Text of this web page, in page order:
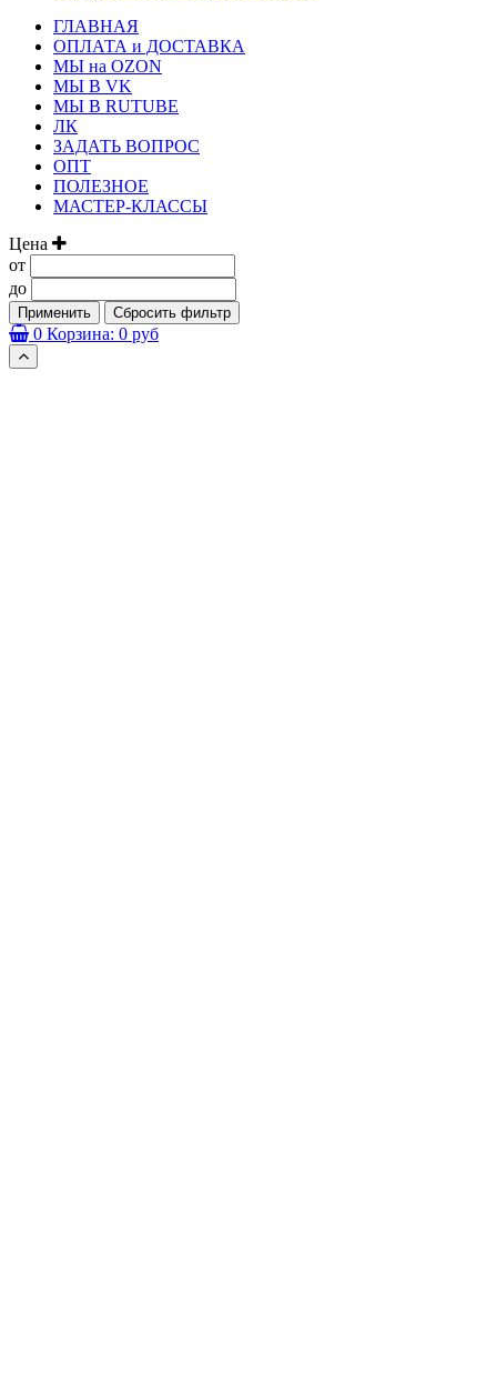
ГЛАВНАЯ
ОПЛАТА и ДОСТАВКА
МЫ на OZON
МЫ В VK
МЫ В RUTUBE
ЛК
ЗАДАТЬ ВОПРОС
ОПТ
ПОЛЕЗНОЕ
МАСТЕР-КЛАССЫ
Цена
от
до
Применить Сбросить фильтр
0 Корзина: 0 руб